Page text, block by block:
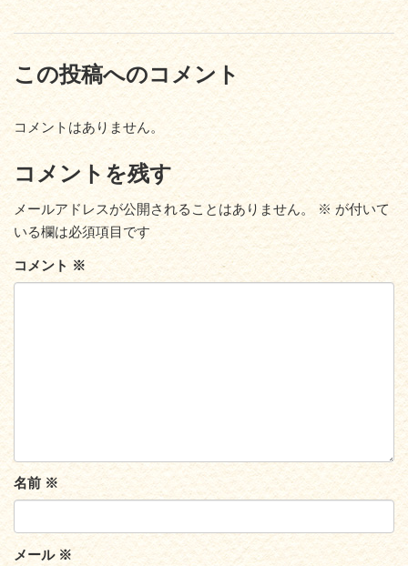
この投稿へのコメント
コメントはありません。
コメントを残す
メールアドレスが公開されることはありません。 ※ が付いて
いる欄は必須項目です
コメント ※
名前 ※
メール ※